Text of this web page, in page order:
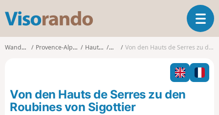
s
o
o
T
o
l
n
Wanderungen Provence-Alpes-Côte d'Azur Hautes-Alpes SerresVon den Hauts de Serres zu den Roubines von Sigottier
Von den Hauts de Serres zu den
Roubines von Sigottier